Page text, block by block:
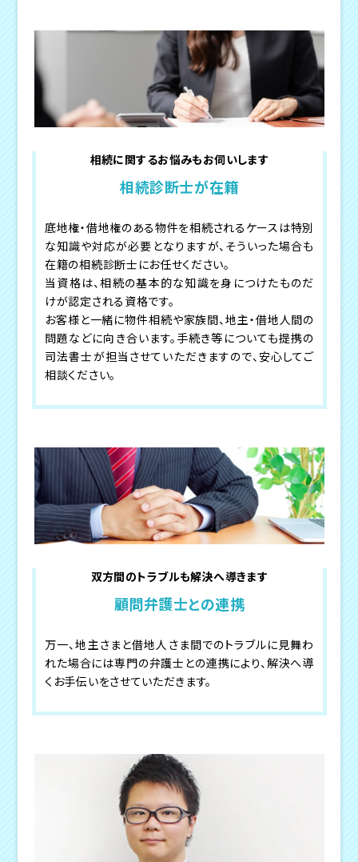
相続に関するお悩みもお伺いします
相続診断士が在籍
底地権・借地権のある物件を相続されるケースは特別
な知識や対応が必要となりますが、そういった場合も
在籍の相続診断士にお任せください。
当資格は、相続の基本的な知識を身につけたものだ
けが認定される資格です。
お客様と一緒に物件相続や家族間、地主・借地人間の
問題などに向き合います。手続き等についても提携の
司法書士が担当させていただきますので、安心してご
相談ください。
双方間のトラブルも解決へ導きます
顧問弁護士との連携
万一、地主さまと借地人さま間でのトラブルに見舞わ
れた場合には専門の弁護士との連携により、解決へ導
くお手伝いをさせていただきます。